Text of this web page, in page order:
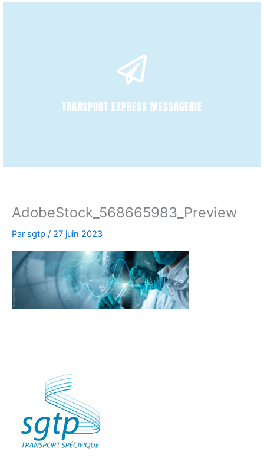
TRANSPORT EXPRESS MESSAGERIE
DÉCOUVRIR
AdobeStock_568665983_Preview
Par sgtp / 27 juin 2023